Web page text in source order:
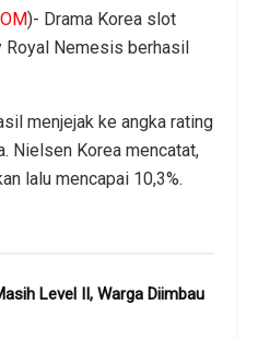
)- Drama Korea slot
Royal Nemesis berhasil
menjejak ke angka rating
Nielsen Korea mencatat,
lalu mencapai 10,3%.
Level II, Warga Diimbau